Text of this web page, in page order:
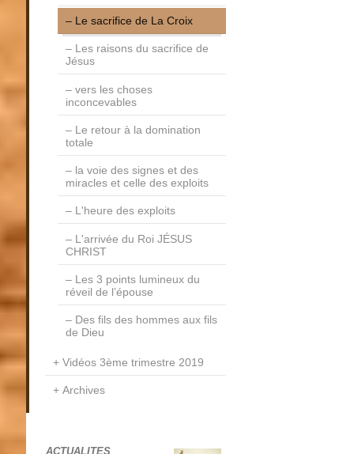
Le sacrifice de La Croix
Les raisons du sacrifice de
Jésus
vers les choses
inconcevables
Le retour à la domination
totale
la voie des signes et des
miracles et celle des exploits
L'heure des exploits
L'arrivée du Roi JÉSUS
CHRIST
Les 3 points lumineux du
réveil de l’épouse
Des fils des hommes aux fils
de Dieu
Vidéos 3ème trimestre 2019
Archives
ACTUALITES